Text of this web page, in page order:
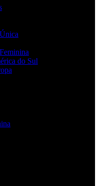
do Sul